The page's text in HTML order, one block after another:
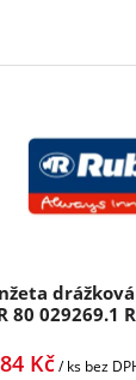
80 029269.1
Kč/ ks bez